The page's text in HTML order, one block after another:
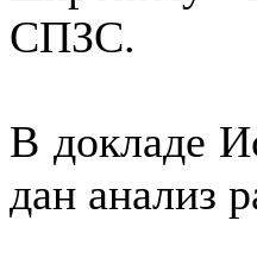
СПЗС.
В докладе
дан анализ